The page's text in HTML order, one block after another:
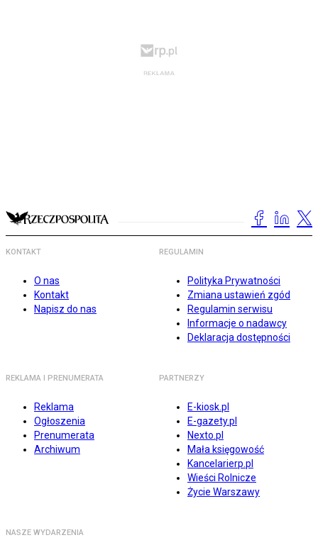
KONTAKT
O nas
Kontakt
Napisz do nas
REGULAMIN
Polityka Prywatności
Zmiana ustawień zgód
Regulamin serwisu
Informacje o nadawcy
Deklaracja dostępności
REKLAMA I PRENUMERATA
Reklama
Ogłoszenia
Prenumerata
Archiwum
PARTNERZY
E-kiosk.pl
E-gazety.pl
Nexto.pl
Mała księgowość
Kancelarierp.pl
Wieści Rolnicze
Życie Warszawy
NASZE WYDARZENIA